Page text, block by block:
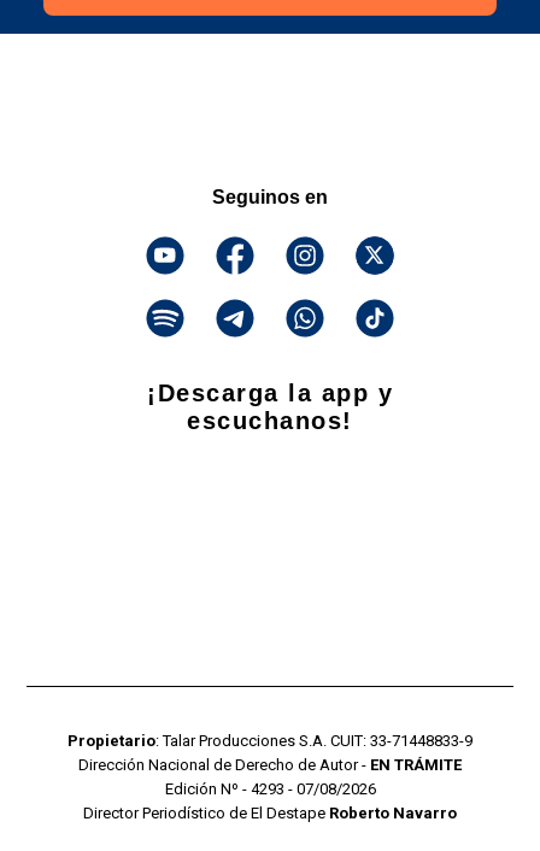
Seguinos en
¡Descarga la app y
escuchanos!
Propietario: Talar Producciones S.A. CUIT: 33-71448833-9
Dirección Nacional de Derecho de Autor - EN TRÁMITE
Edición Nº - 4293 - 07/08/2026
Director Periodístico de El Destape Roberto Navarro